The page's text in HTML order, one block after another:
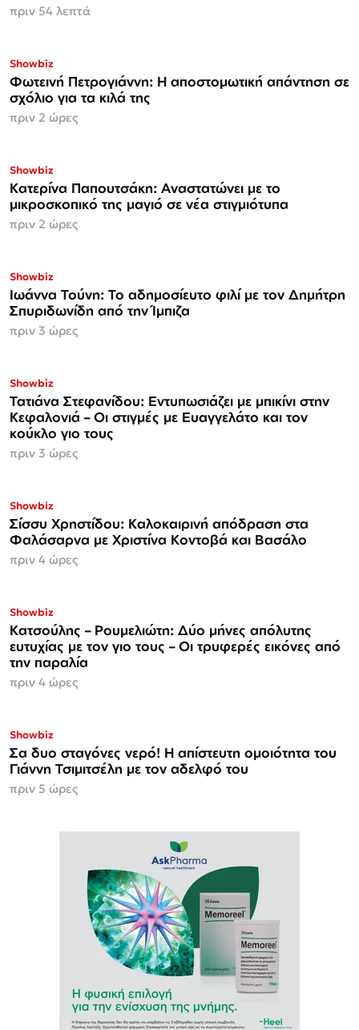
πριν 54 λεπτά
Showbiz
Φωτεινή Πετρογιάννη: Η αποστομωτική απάντηση σε
σχόλιο για τα κιλά της
πριν 2 ώρες
Showbiz
Κατερίνα Παπουτσάκη: Αναστατώνει με το
μικροσκοπικό της μαγιό σε νέα στιγμιότυπα
πριν 2 ώρες
Showbiz
Ιωάννα Τούνη: Το αδημοσίευτο φιλί με τον Δημήτρη
Σπυριδωνίδη από την Ίμπιζα
πριν 3 ώρες
Showbiz
Τατιάνα Στεφανίδου: Εντυπωσιάζει με μπικίνι στην
Κεφαλονιά – Οι στιγμές με Ευαγγελάτο και τον
κούκλο γιο τους
πριν 3 ώρες
Showbiz
Σίσσυ Χρηστίδου: Καλοκαιρινή απόδραση στα
Φαλάσαρνα με Χριστίνα Κοντοβά και Βασάλο
πριν 4 ώρες
Showbiz
Κατσούλης – Ρουμελιώτη: Δύο μήνες απόλυτης
ευτυχίας με τον γιο τους – Οι τρυφερές εικόνες από
την παραλία
πριν 4 ώρες
Showbiz
Σα δυο σταγόνες νερό! Η απίστευτη ομοιότητα του
Γιάννη Τσιμιτσέλη με τον αδελφό του
πριν 5 ώρες